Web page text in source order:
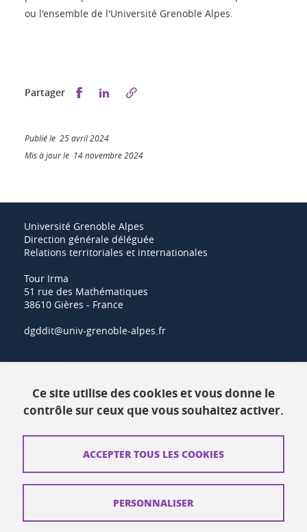
ou l'ensemble de l'Université Grenoble Alpes.
Partager Partager sur Facebook
Partager sur LinkedIn
Publié le 25 avril 2024
Mis à jour le 14 novembre 2024
Université Grenoble Alpes
Direction générale déléguée
Relations territoriales et internationales
Tour Irma
51 rue des Mathématiques
38610 Gières - France
dgddit@univ-grenoble-alpes.fr
Ressources
Contacts
Plans d'accès
Mentions légales
Ce site utilise des cookies et vous donne le
contrôle sur ceux que vous souhaitez activer.
ACCEPTER TOUS LES COOKIES
PERSONNALISER